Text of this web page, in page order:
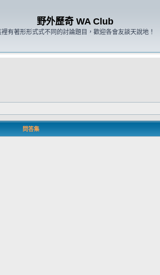
野外歷奇 WA Club
裡有著形形式式不同的討論題目，歡迎各會友談天說地！
問答集